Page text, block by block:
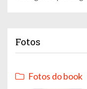
Fotos
Fotos do book